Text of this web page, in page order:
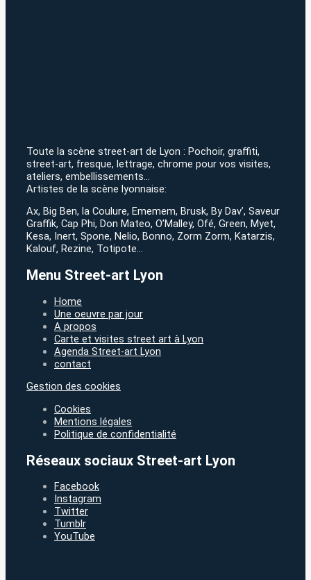
Toute la scène street-art de Lyon : Pochoir, graffiti,
street-art, fresque, lettrage, chrome pour vos visites,
ateliers, embellissements…
Artistes de la scène lyonnaise:
Ax, Big Ben, la Coulure, Ememem, Brusk, By Dav’, Saveur
Graffik, Cap Phi, Don Mateo, O’Malley, Ofé, Green, Myet,
Kesa, Inert, Spone, Nelio, Bonno, Zorm Zorm, Katarzis,
Kalouf, Rezine, Totipote…
Menu Street-art Lyon
Home
Une oeuvre par jour
A propos
Carte et visites street art à Lyon
Agenda Street-art Lyon
contact
Gestion des cookies
Cookies
Mentions légales
Politique de confidentialité
Réseaux sociaux Street-art Lyon
Facebook
Instagram
Twitter
Tumblr
YouTube